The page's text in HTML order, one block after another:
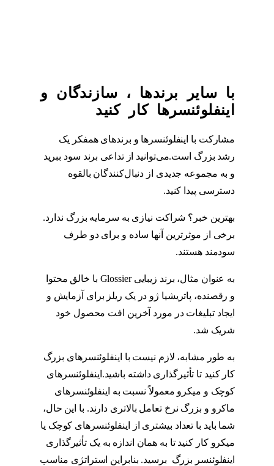
با سایر برندها ، سازندگان و
اینفلوئنسرها کار کنید
مشارکت با اینفلوئنسرها و برندهای همفکر یک
رشد بزرگ است.می‌توانید از تداعی برند سود ببرید
و به مجموعه جدیدی از دنبال‌کنندگان بالقوه
دسترسی پیدا کنید.
بهترین خبر؟ شراکت نیازی به سرمایه بزرگ ندارد.
برخی از موثرترین آنها ساده و برای دو طرف
سودمند هستند.
به عنوان مثال، برند زیبایی Glossier با خالق محتوا
و رقصنده، پاتریشیا ژو در یک ریلز برای آزمایش و
ایجاد تبلیغات در مورد آخرین افت محصول خود
شریک شد.
به طور مشابه، لازم نیست با اینفلوئنسرهای بزرگ
کار کنید تا تأثیرگذاری داشته باشید.اینفلوئنسرهای
کوچک و میکرو معمولاً نسبت به اینفلوئنسرهای
ماکرو و بزرگ نرخ تعامل بالاتری دارند. با این حال،
شما باید با تعداد بیشتری از اینفلوئنسرهای کوچک یا
میکرو کار کنید تا به همان اندازه به یک تأثیرگذاری
اینفلوئنسر بزرگ برسید. بنابراین استراتژی مناسب